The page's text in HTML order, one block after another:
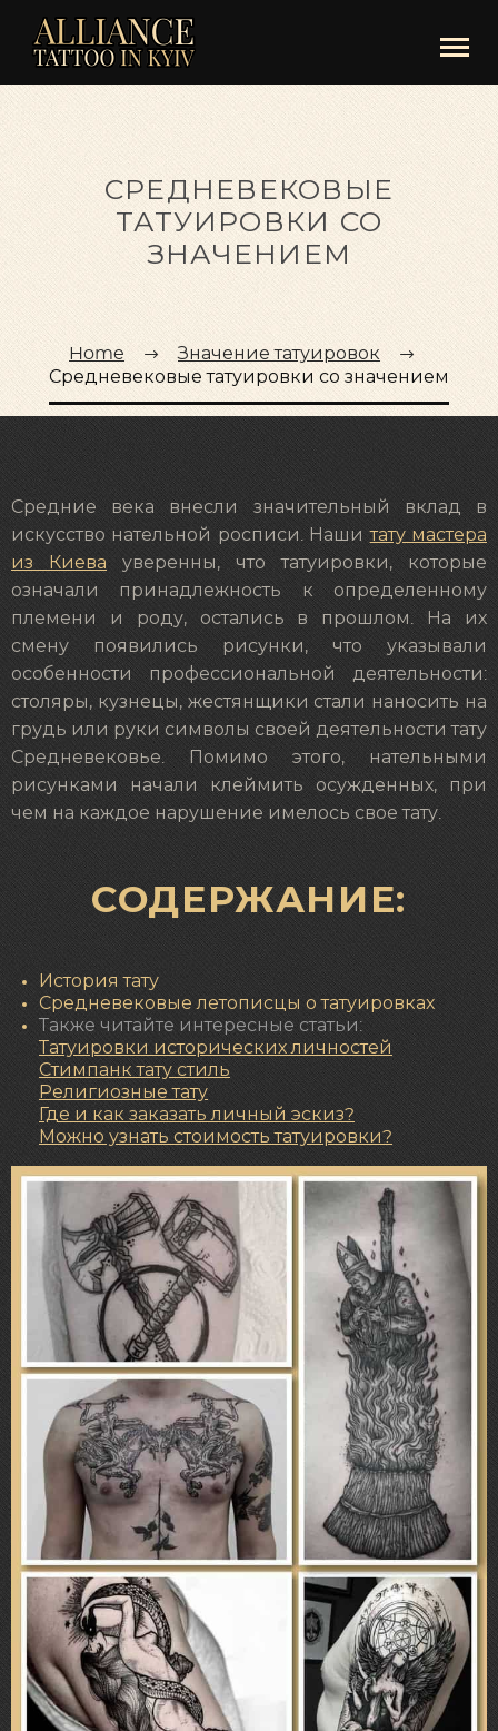
СРЕДНЕВЕКОВЫЕ
ТАТУИРОВКИ СО
ЗНАЧЕНИЕМ
Home
Значение татуировок
Средневековые татуировки со значением
Средние века внесли значительный вклад в
искусство нательной росписи. Нашитату мастера
из Киева уверенны, что татуировки, которые
означали принадлежность к определенному
племени и роду, остались в прошлом. На их
смену появились рисунки, что указывали
особенности профессиональной деятельности:
столяры, кузнецы, жестянщики стали наносить на
грудь или руки символы своей деятельности тату
Средневековье. Помимо этого, нательными
рисунками начали клеймить осужденных, при
чем на каждое нарушение имелось свое тату.
СОДЕРЖАНИЕ:
История тату
Средневековые летописцы о татуировках
Также читайте интересные статьи:
Татуировки исторических личностей
Стимпанк тату стиль
Религиозные тату
Где и как заказать личный эскиз?
Можно узнать стоимость татуировки?